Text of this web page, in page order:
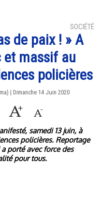
SOCIÉTÉ
de paix ! » A
et massif au
policières
| Dimanche 14 Juin 2020
samedi 13 juin, à
policières. Reportage
porté avec force des
pour tous.